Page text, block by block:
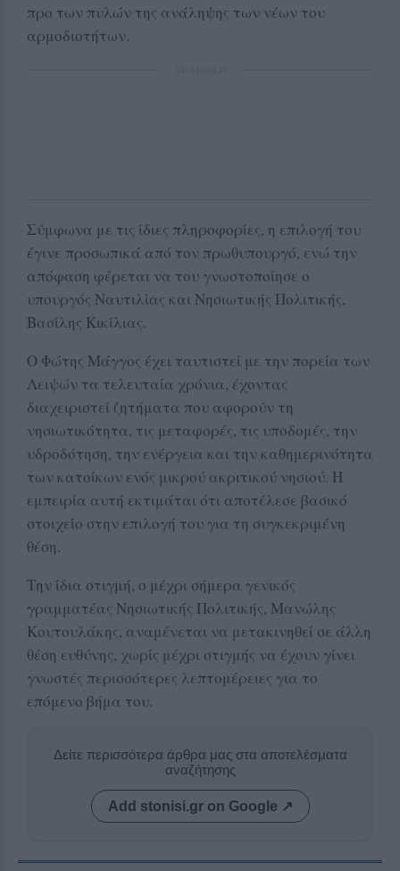
προ των πυλών της ανάληψης των νέων του
αρμοδιοτήτων.
Σύμφωνα με τις ίδιες πληροφορίες, η επιλογή του
έγινε προσωπικά από τον πρωθυπουργό, ενώ την
απόφαση φέρεται να του γνωστοποίησε ο
υπουργός Ναυτιλίας και Νησιωτικής Πολιτικής,
Βασίλης Κικίλιας.
Ο Φώτης Μάγγος έχει ταυτιστεί με την πορεία των
Λειψών τα τελευταία χρόνια, έχοντας
διαχειριστεί ζητήματα που αφορούν τη
νησιωτικότητα, τις μεταφορές, τις υποδομές, την
υδροδότηση, την ενέργεια και την καθημερινότητα
των κατοίκων ενός μικρού ακριτικού νησιού. Η
εμπειρία αυτή εκτιμάται ότι αποτέλεσε βασικό
στοιχείο στην επιλογή του για τη συγκεκριμένη
θέση.
Την ίδια στιγμή, ο μέχρι σήμερα γενικός
γραμματέας Νησιωτικής Πολιτικής, Μανώλης
Κουτουλάκης, αναμένεται να μετακινηθεί σε άλλη
θέση ευθύνης, χωρίς μέχρι στιγμής να έχουν γίνει
γνωστές περισσότερες λεπτομέρειες για το
επόμενο βήμα του.
Δείτε περισσότερα άρθρα μας στα αποτελέσματα
αναζήτησης
Add stonisi.gr on Google ↗